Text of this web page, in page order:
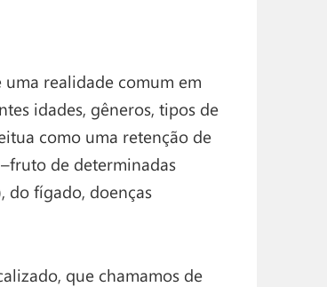
realidade comum em
idades, gêneros, tipos de
como uma retenção de
de determinadas
do fígado, doenças
que chamamos de